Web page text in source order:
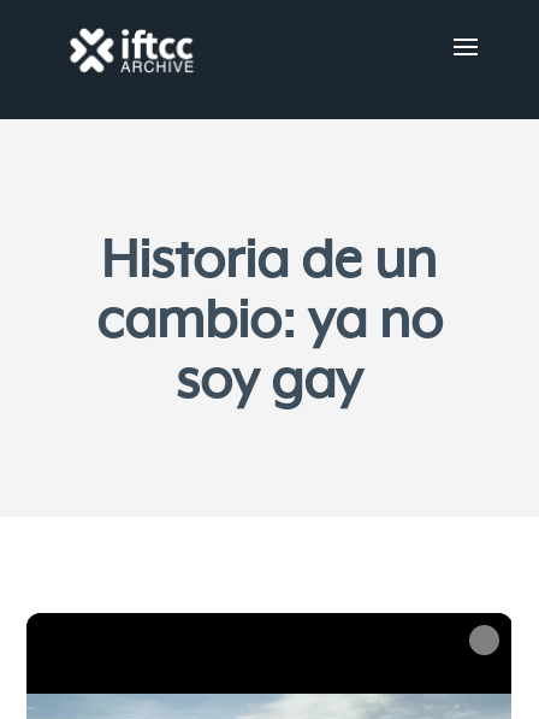
Historia de un
cambio: ya no
soy gay